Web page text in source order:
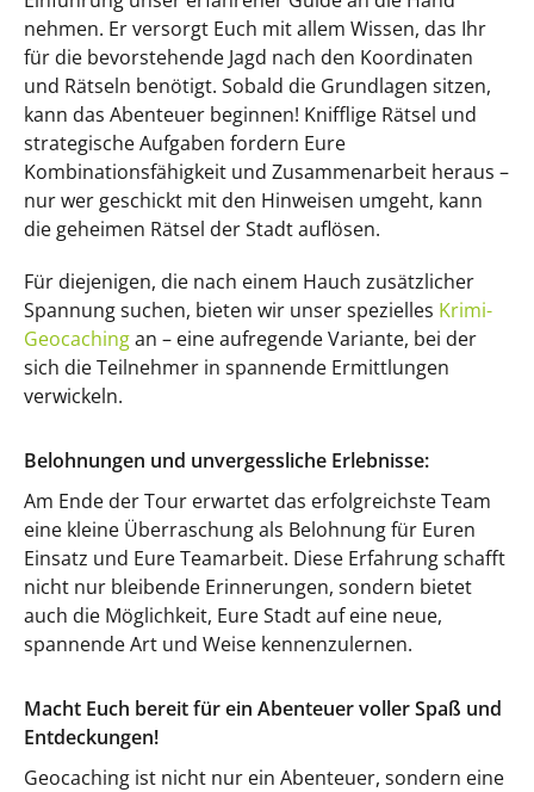
nehmen. Er versorgt Euch mit allem Wissen, das Ihr
für die bevorstehende Jagd nach den Koordinaten
und Rätseln benötigt. Sobald die Grundlagen sitzen,
kann das Abenteuer beginnen! Knifflige Rätsel und
strategische Aufgaben fordern Eure
Kombinationsfähigkeit und Zusammenarbeit heraus –
nur wer geschickt mit den Hinweisen umgeht, kann
die geheimen Rätsel der Stadt auflösen.
Für diejenigen, die nach einem Hauch zusätzlicher
Spannung suchen, bieten wir unser spezielles Krimi-
Geocachingan – eine aufregende Variante, bei der
sich die Teilnehmer in spannende Ermittlungen
verwickeln.
Belohnungen und unvergessliche Erlebnisse:
Am Ende der Tour erwartet das erfolgreichste Team
eine kleine Überraschung als Belohnung für Euren
Einsatz und Eure Teamarbeit. Diese Erfahrung schafft
nicht nur bleibende Erinnerungen, sondern bietet
auch die Möglichkeit, Eure Stadt auf eine neue,
spannende Art und Weise kennenzulernen.
Macht Euch bereit für ein Abenteuer voller Spaß und
Entdeckungen!
Geocaching ist nicht nur ein Abenteuer, sondern eine